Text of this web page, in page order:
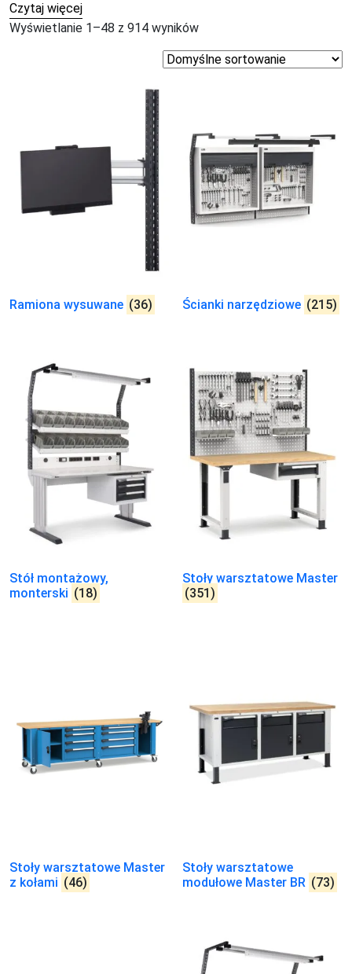
Czytaj więcej
Wyświetlanie 1–48 z 914 wyników
Ramiona wysuwane (36) Ścianki narzędziowe (215)
Stół montażowy,
monterski (18)
Stoły warsztatowe Master
(351)
Stoły warsztatowe Master
z kołami (46)
Stoły warsztatowe
modułowe Master BR (73)